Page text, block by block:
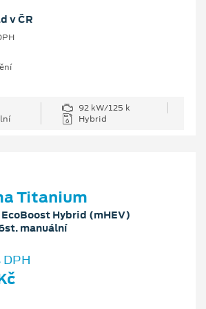
v ČR
92 kW/125 k
Hybrid
Titanium
Hybrid (mHEV)
manuální